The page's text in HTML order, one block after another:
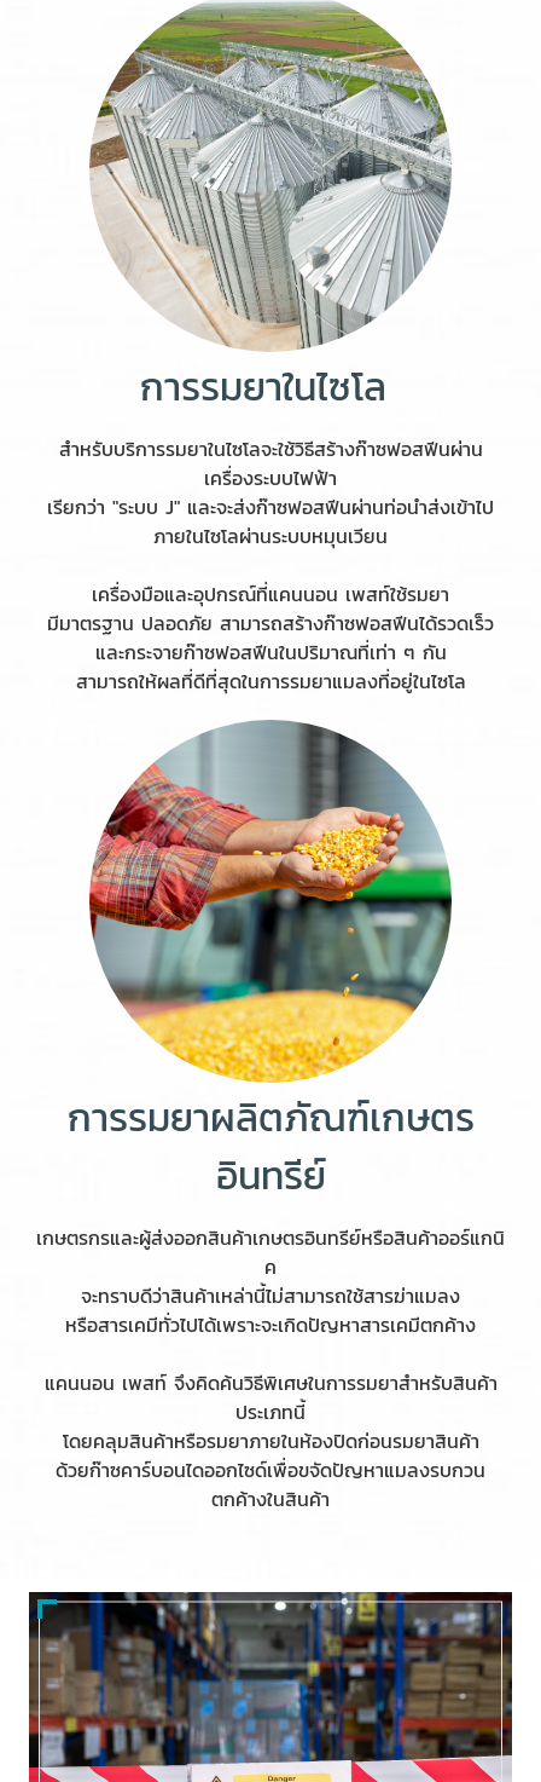
การรมยาในไซโล
สำหรับบริการรมยาในไซโลจะใช้วิธีสร้างก๊าซฟอสฟีนผ่าน
เครื่องระบบไฟฟ้า
เรียกว่า "ระบบ J" และจะส่งก๊าซฟอสฟีนผ่านท่อนำส่งเข้าไป
ภายในไซโลผ่านระบบหมุนเวียน
เครื่องมือและอุปกรณ์ที่แคนนอน เพสท์ใช้รมยา
มีมาตรฐาน ปลอดภัย สามารถสร้างก๊าซฟอสฟีนได้รวดเร็ว
และกระจายก๊าซฟอสฟีนในปริมาณที่เท่า ๆ กัน
สามารถให้ผลที่ดีที่สุดในการรมยาแมลงที่อยู่ในไซโล
การรมยาผลิตภัณฑ์เกษตร
อินทรีย์
เกษตรกรและผู้ส่งออกสินค้าเกษตรอินทรีย์หรือสินค้าออร์แกนิ
ค
จะทราบดีว่าสินค้าเหล่านี้ไม่สามารถใช้สารฆ่าแมลง
หรือสารเคมีทั่วไปได้เพราะจะเกิดปัญหาสารเคมีตกค้าง
แคนนอน เพสท์ จึงคิดค้นวิธีพิเศษในการรมยาสำหรับสินค้า
ประเภทนี้
โดยคลุมสินค้าหรือรมยาภายในห้องปิดก่อนรมยาสินค้า
ด้วยก๊าซคาร์บอนไดออกไซด์เพื่อขจัดปัญหาแมลงรบกวน
ตกค้างในสินค้า